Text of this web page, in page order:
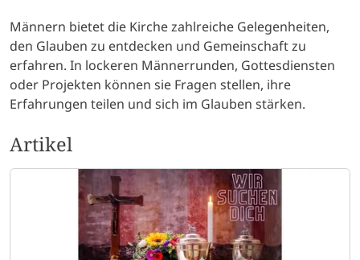
Männern bietet die Kirche zahlreiche Gelegenheiten,
den Glauben zu entdecken und Gemeinschaft zu
erfahren. In lockeren Männerrunden, Gottesdiensten
oder Projekten können sie Fragen stellen, ihre
Erfahrungen teilen und sich im Glauben stärken.
Artikel